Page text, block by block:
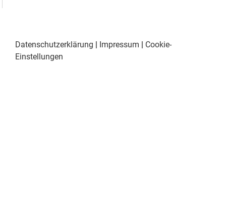
Datenschutzerklärung | Impressum | Cookie-
Einstellungen